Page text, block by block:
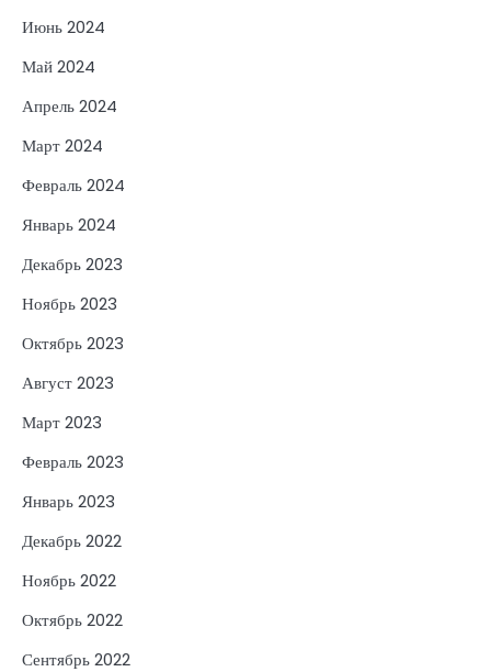
Июнь 2024
Май 2024
Апрель 2024
Март 2024
Февраль 2024
Январь 2024
Декабрь 2023
Ноябрь 2023
Октябрь 2023
Август 2023
Март 2023
Февраль 2023
Январь 2023
Декабрь 2022
Ноябрь 2022
Октябрь 2022
Сентябрь 2022